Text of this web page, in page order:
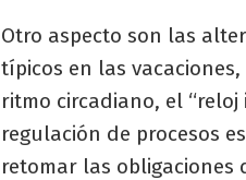
Otro aspecto son las
típicos en las
ritmo circadiano, el
regulación de procesos
retomar las obligaciones